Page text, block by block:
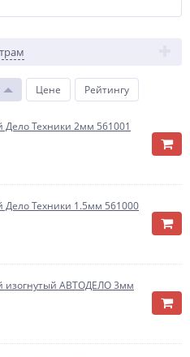
Цене Рейтингу
Техники 2мм 561001
Техники 1.5мм 561000
изогнутый АВТОДЕЛО 3мм